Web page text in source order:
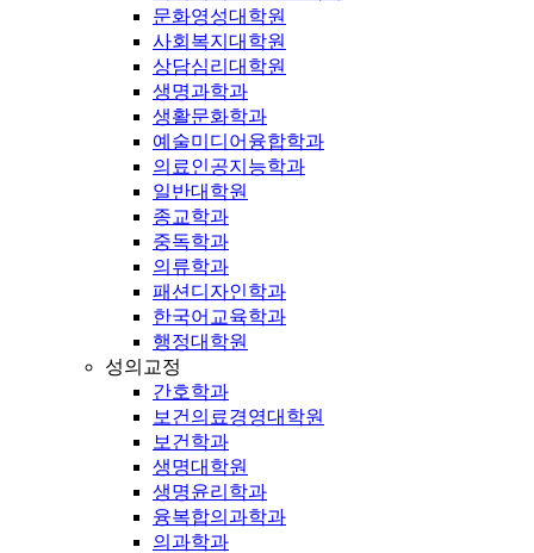
문화영성대학원
사회복지대학원
상담심리대학원
생명과학과
생활문화학과
예술미디어융합학과
의료인공지능학과
일반대학원
종교학과
중독학과
의류학과
패션디자인학과
한국어교육학과
행정대학원
성의교정
간호학과
보건의료경영대학원
보건학과
생명대학원
생명윤리학과
융복합의과학과
의과학과